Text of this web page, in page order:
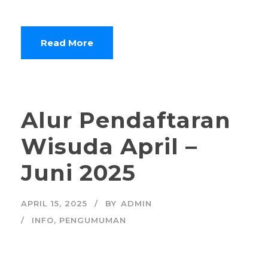
Read More
Alur Pendaftaran
Wisuda April –
Juni 2025
APRIL 15, 2025 BY ADMIN
INFO, PENGUMUMAN